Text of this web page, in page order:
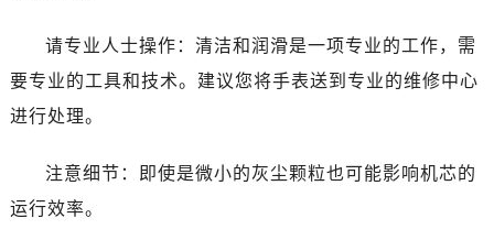
请专业人士操作：清洁和润滑是一项专业的工作，需
要专业的工具和技术。建议您将手表送到专业的维修中心
进行处理。
注意细节：即使是微小的灰尘颗粒也可能影响机芯的
运行效率。